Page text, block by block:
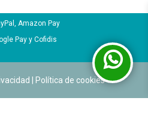
Amazon Pay
Pay y Cofidis
| Política de cookies